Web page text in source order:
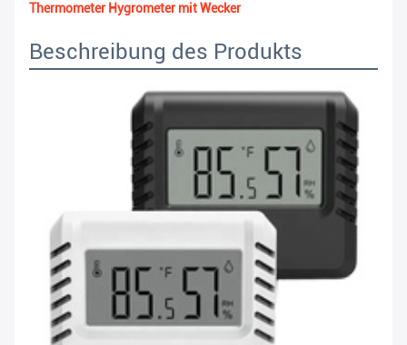
Thermometer Hygrometer mit Wecker
Beschreibung des Produkts